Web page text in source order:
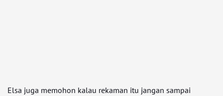
Elsa juga memohon kalau rekaman itu jangan sampai